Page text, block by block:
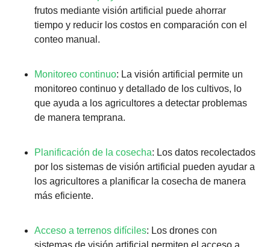
frutos mediante visión artificial puede ahorrar
tiempo y reducir los costos en comparación con el
conteo manual.
Monitoreo continuo: La visión artificial permite un
monitoreo continuo y detallado de los cultivos, lo
que ayuda a los agricultores a detectar problemas
de manera temprana.
Planificación de la cosecha: Los datos recolectados
por los sistemas de visión artificial pueden ayudar a
los agricultores a planificar la cosecha de manera
más eficiente.
Acceso a terrenos difíciles: Los drones con
sistemas de visión artificial permiten el acceso a